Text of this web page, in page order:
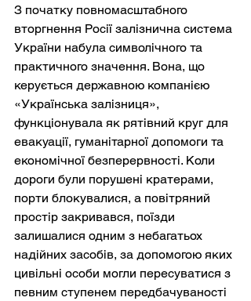
З початку повномасштабного
вторгнення Росії залізнична система
України набула символічного та
практичного значення. Вона, що
керується державною компанією
«Українська залізниця»,
функціонувала як рятівний круг для
евакуації, гуманітарної допомоги та
економічної безперервності. Коли
дороги були порушені кратерами,
порти блокувалися, а повітряний
простір закривався, поїзди
залишалися одним з небагатьох
надійних засобів, за допомогою яких
цивільні особи могли пересуватися з
певним ступенем передбачуваності